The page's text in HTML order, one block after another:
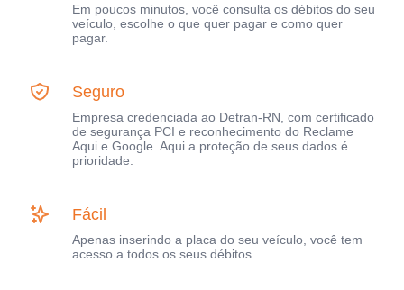
Em poucos minutos, você consulta os débitos do seu
veículo, escolhe o que quer pagar e como quer
pagar.
Seguro
Empresa credenciada ao Detran-RN, com certificado
de segurança PCI e reconhecimento do Reclame
Aqui e Google. Aqui a proteção de seus dados é
prioridade.
Fácil
Apenas inserindo a placa do seu veículo, você tem
acesso a todos os seus débitos.